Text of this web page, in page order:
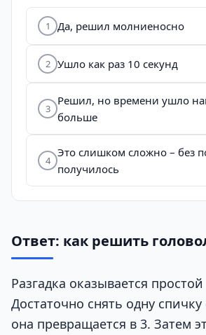
1 Да, решил молниеносно
2 Ушло как раз 10 секунд
3
Решил, но времени ушло
больше
4
Это слишком сложно – без
получилось
Ответ: как решить
Разгадка оказывается
Достаточно снять одну
она превращается в 3. Затем